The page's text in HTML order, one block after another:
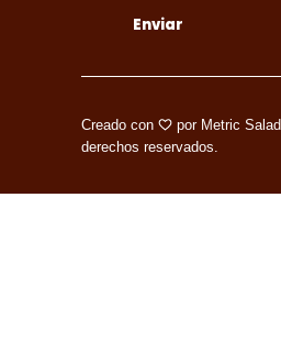
Creado con por Metric Salad
derechos reservados.